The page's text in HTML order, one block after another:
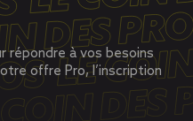
répondre à vos besoins
offre Pro, l’inscription